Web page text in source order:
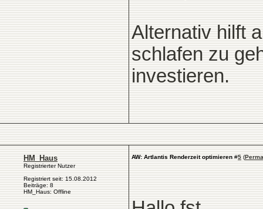
Alternativ hilft
schlafen zu
investieren.
HM_Haus
Registrierter Nutzer
Registriert seit: 15.08.2012
Beiträge: 8
HM_Haus: Offline
AW: Artlantis Renderzeit optimieren #5 (